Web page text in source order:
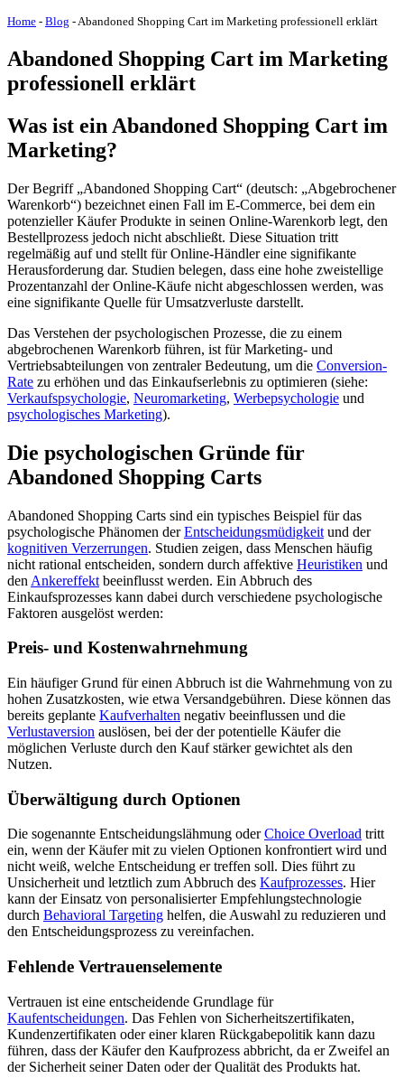
Home - Blog -Abandoned Shopping Cart im Marketing professionell erklärt
Abandoned Shopping Cart im Marketing
professionell erklärt
Was ist ein Abandoned Shopping Cart im
Marketing?
Der Begriff „Abandoned Shopping Cart“ (deutsch: „Abgebrochener
Warenkorb“) bezeichnet einen Fall im E-Commerce, bei dem ein
potenzieller Käufer Produkte in seinen Online-Warenkorb legt, den
Bestellprozess jedoch nicht abschließt. Diese Situation tritt
regelmäßig auf und stellt für Online-Händler eine signifikante
Herausforderung dar. Studien belegen, dass eine hohe zweistellige
Prozentanzahl der Online-Käufe nicht abgeschlossen werden, was
eine signifikante Quelle für Umsatzverluste darstellt.
Das Verstehen der psychologischen Prozesse, die zu einem
abgebrochenen Warenkorb führen, ist für Marketing- und
Vertriebsabteilungen von zentraler Bedeutung, um die Conversion-
Rate zu erhöhen und das Einkaufserlebnis zu optimieren (siehe:
Verkaufspsychologie, Neuromarketing, Werbepsychologie und
psychologisches Marketing).
Die psychologischen Gründe für
Abandoned Shopping Carts
Abandoned Shopping Carts sind ein typisches Beispiel für das
psychologische Phänomen derEntscheidungsmüdigkeit und der
kognitiven Verzerrungen. Studien zeigen, dass Menschen häufig
nicht rational entscheiden, sondern durch affektive Heuristiken und
den Ankereffekt beeinflusst werden. Ein Abbruch des
Einkaufsprozesses kann dabei durch verschiedene psychologische
Faktoren ausgelöst werden:
Preis- und Kostenwahrnehmung
Ein häufiger Grund für einen Abbruch ist die Wahrnehmung von zu
hohen Zusatzkosten, wie etwa Versandgebühren. Diese können das
bereits geplante Kaufverhalten negativ beeinflussen und die
Verlustaversion auslösen, bei der der potentielle Käufer die
möglichen Verluste durch den Kauf stärker gewichtet als den
Nutzen.
Überwältigung durch Optionen
Die sogenannte Entscheidungslähmung oderChoice Overload tritt
ein, wenn der Käufer mit zu vielen Optionen konfrontiert wird und
nicht weiß, welche Entscheidung er treffen soll. Dies führt zu
Unsicherheit und letztlich zum Abbruch des Kaufprozesses. Hier
kann der Einsatz von personalisierter Empfehlungstechnologie
durch Behavioral Targeting helfen, die Auswahl zu reduzieren und
den Entscheidungsprozess zu vereinfachen.
Fehlende Vertrauenselemente
Vertrauen ist eine entscheidende Grundlage für
Kaufentscheidungen. Das Fehlen von Sicherheitszertifikaten,
Kundenzertifikaten oder einer klaren Rückgabepolitik kann dazu
führen, dass der Käufer den Kaufprozess abbricht, da er Zweifel an
der Sicherheit seiner Daten oder der Qualität des Produkts hat.